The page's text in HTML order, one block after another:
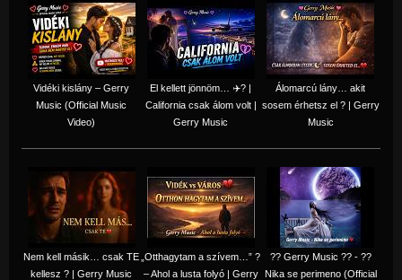
Vidéki kislány – Gerry
Music (Official Music
Video)
El kellett jönnöm… ✈️? |
California csak álom volt |
Gerry Music
Álomarcú lány… akit
sosem érhetsz el ? | Gerry
Music
Nem kell másik… csak TE
kellesz ? | Gerry Music
„Otthagytam a szívem…” ?
– Ahol a lusta folyó | Gerry
?? Gerry Music ?? - ??
Nika se perimeno (Official